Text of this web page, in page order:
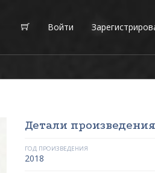
Войти
Детали произведения
ГОД ПРОИЗВЕДЕНИЯ
2018